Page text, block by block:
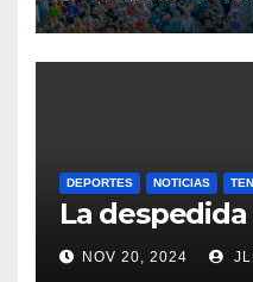
DEPORTES NOTICIAS
La
NOV 20, 2024